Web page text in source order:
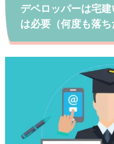
デベロッパーは宅
は必要（何度も落ち